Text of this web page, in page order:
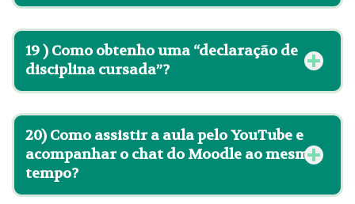
19 ) Como obtenho uma “declaração de
disciplina cursada”?
20) Como assistir a aula pelo YouTube e
acompanhar o chat do Moodle ao mesmo
tempo?